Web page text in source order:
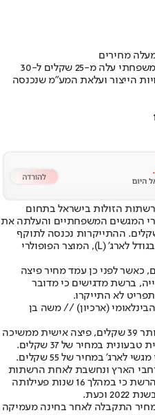
מחירים
לראשונה מזה ארבע שנים מחיר מגש משפחתי עלה מ-25 שקלים ל-30
הייצור ועלאת המע"מ שנכנסה
הזולות בישראל בתחום
המגשים המשפחתיים והעלתה את
ב-20% - מ-25 שקלים ל-30 שקלים. ההתייקרות נכנסה לתוקף
בתחילת החודש וחלה על מגשי פיצה בגודל לארג' (L), המוצר הפופולרי
כאשר לפני כן עמד מחיר פיצה
העלייה, ברשת מדגישים כי מדובר
לא התייקרו.
(ארכיון) // משה בן
כך למשל, מחיר מגש אקסטרה לארג' נותר 39 שקלים, פיצה אישית ממשיכה
להימכר ב-20 שקלים, ופיצה משפחתית טבעונית במחיר של 37 שקלים.
במחיר של 55 שקלים.
כ-100 סניפים ברחבי הארץ ונחשבת לאחת הרשתות
המשתלמות בשוק. בהודעתה מסרה הרשת כי במהלך 16 שנות פעילותה
וכעת.
התקבלה לאחר בחינה מעמיקה